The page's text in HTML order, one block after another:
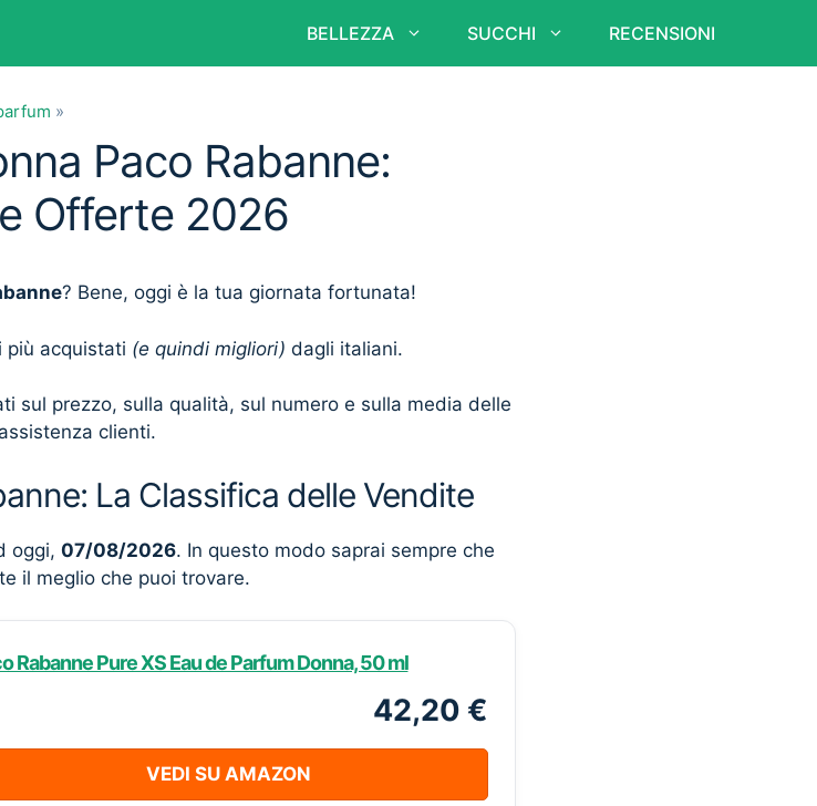
BELLEZZA SUCCHI RECENSIONI
»
Paco Rabanne:
Offerte 2026
? Bene, oggi è la tua giornata fortunata!
più acquistati (e quindi migliori) dagli italiani.
sul prezzo, sulla qualità, sul numero e sulla media delle
clienti.
La Classifica delle Vendite
oggi, 07/08/2026. In questo modo saprai sempre che
il meglio che puoi trovare.
Rabanne Pure XS Eau de Parfum Donna, 50 ml
42,20 €
VEDI SU AMAZON